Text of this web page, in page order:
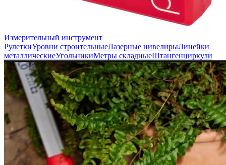
Измерительный инструмент
РулеткиУровни строительныеЛазерные нивелирыЛинейки
металлическиеУгольникиМетры складныеШтангенциркули